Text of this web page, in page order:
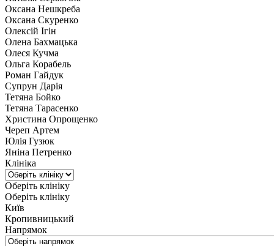
Оксана Нешкреба
Оксана Скуренко
Олексій Ігін
Олена Бахмацька
Олеся Кучма
Ольга Корабель
Роман Гайдук
Супрун Дарія
Тетяна Бойко
Тетяна Тарасенко
Христина Опрощенко
Череп Артем
Юлія Гузюк
Яніна Петренко
Клініка
Оберіть клініку
Оберіть клініку
Київ
Кропивницький
Напрямок